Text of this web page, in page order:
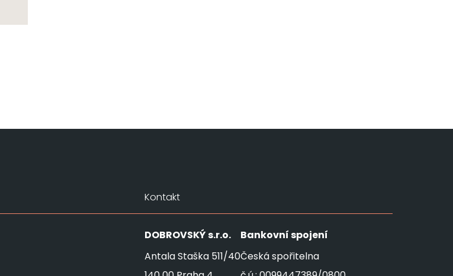
Kontakt
DOBROVSKÝs.r.o.
Antala Staška 511/40
Bankovní spojení
Česká spořitelna